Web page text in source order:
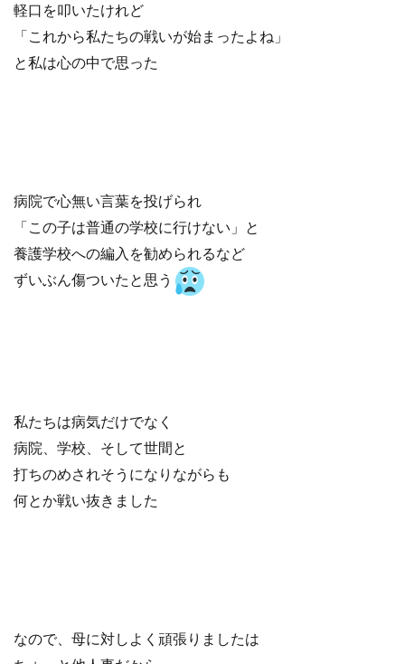
軽口を叩いたけれど
「これから私たちの戦いが始まったよね」
と私は心の中で思った
病院で心無い言葉を投げられ
「この子は普通の学校に行けない」と
養護学校への編入を勧められるなど
ずいぶん傷ついたと思う
私たちは病気だけでなく
病院、学校、そして世間と
打ちのめされそうになりながらも
何とか戦い抜きました
なので、母に対しよく頑張りましたは